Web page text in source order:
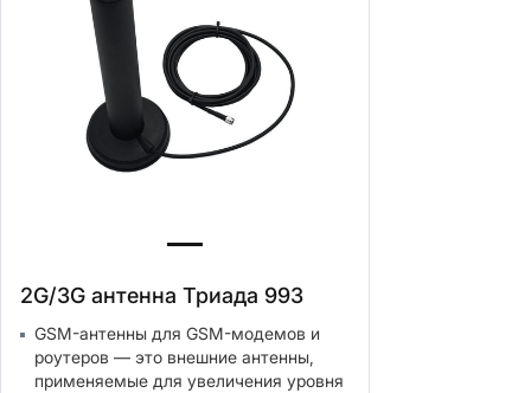
2G/3G антенна Триада 993
GSM-антенны для GSM-модемов и
роутеров — это внешние антенны,
применяемые для увеличения уровня